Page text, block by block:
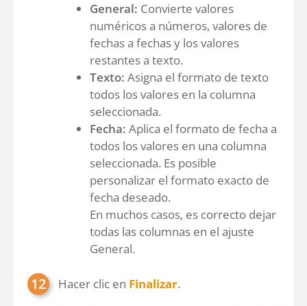
General: Convierte valores
numéricos a números, valores de
fechas a fechas y los valores
restantes a texto.
Texto: Asigna el formato de texto
todos los valores en la columna
seleccionada.
Fecha: Aplica el formato de fecha a
todos los valores en una columna
seleccionada. Es posible
personalizar el formato exacto de
fecha deseado.
En muchos casos, es correcto dejar
todas las columnas en el ajuste
General.
Hacer clic en Finalizar.